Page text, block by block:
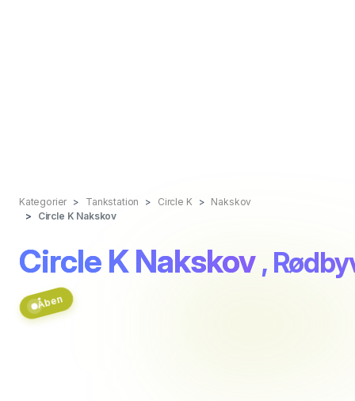
Kategorier Tankstation Circle K
Nakskov
Circle K Nakskov
Circle K Nakskov ,
Åben